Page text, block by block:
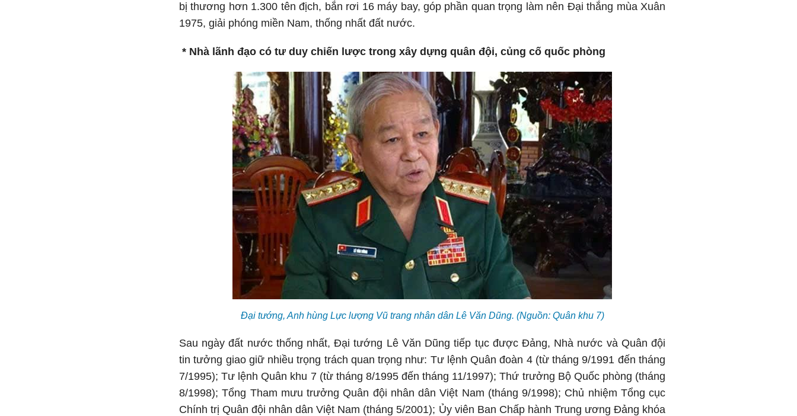
bị thương hơn 1.300 tên địch, bắn rơi 16 máy bay, góp phần quan trọng làm nên Đại thắng mùa Xuân
1975, giải phóng miền Nam, thống nhất đất nước.
* Nhà lãnh đạo có tư duy chiến lược trong xây dựng quân đội, củng cố quốc phòng
Đại tướng, Anh hùng Lực lượng Vũ trang nhân dân Lê Văn Dũng. (Nguồn: Quân khu 7)
Sau ngày đất nước thống nhất, Đại tướng Lê Văn Dũng tiếp tục được Đảng, Nhà nước và Quân đội
tin tưởng giao giữ nhiều trọng trách quan trọng như: Tư lệnh Quân đoàn 4 (từ tháng 9/1991 đến tháng
7/1995); Tư lệnh Quân khu 7 (từ tháng 8/1995 đến tháng 11/1997); Thứ trưởng Bộ Quốc phòng (tháng
8/1998); Tổng Tham mưu trưởng Quân đội nhân dân Việt Nam (tháng 9/1998); Chủ nhiệm Tổng cục
Chính trị Quân đội nhân dân Việt Nam (tháng 5/2001); Ủy viên Ban Chấp hành Trung ương Đảng khóa